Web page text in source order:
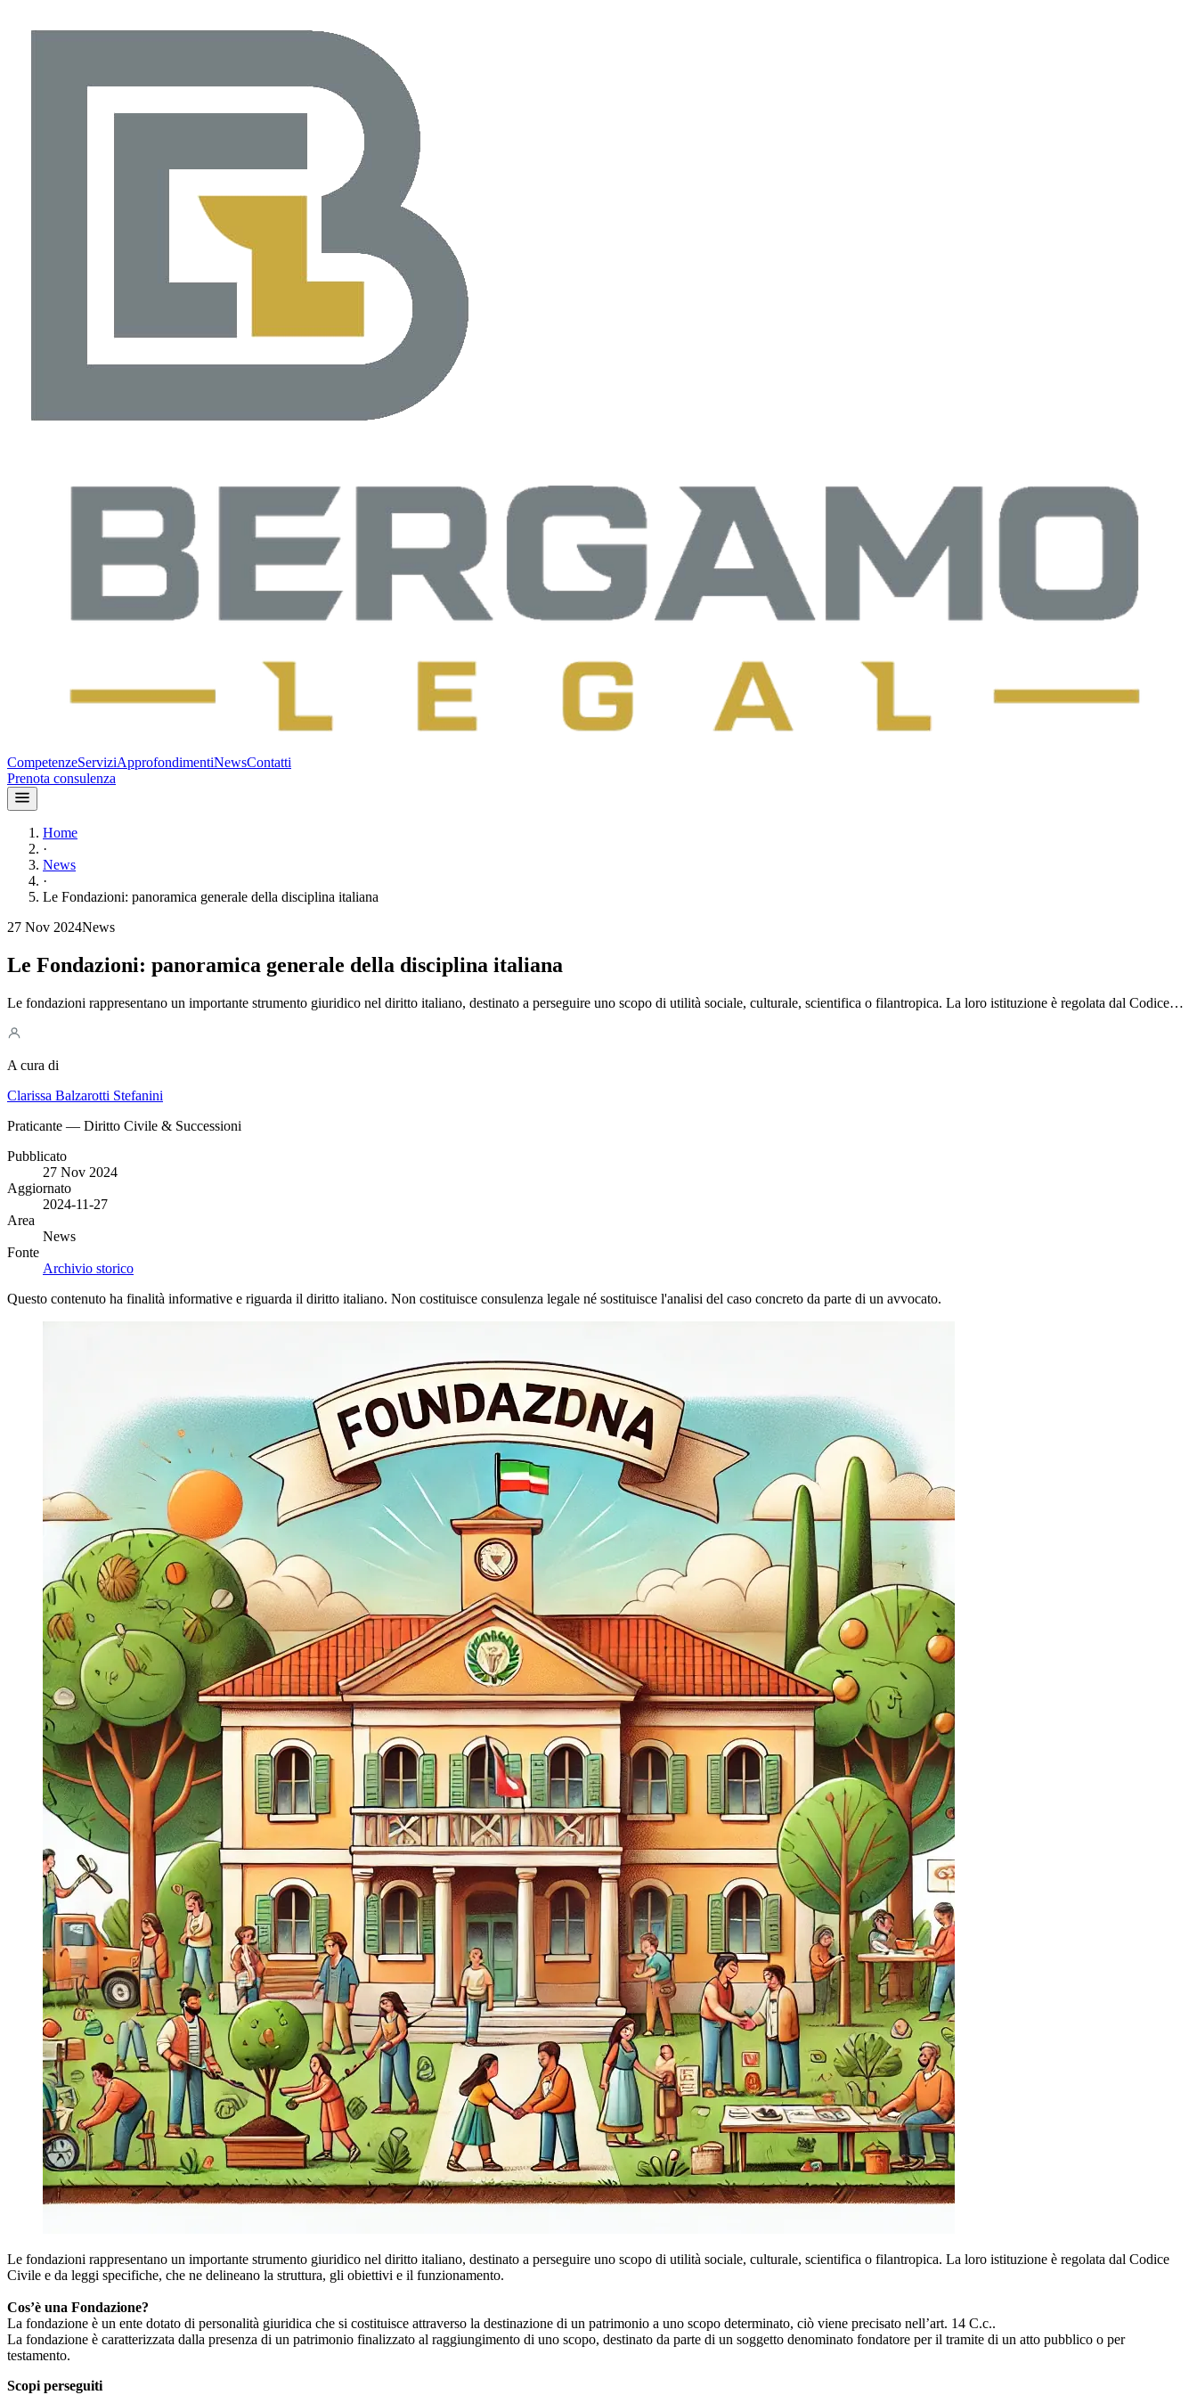
CompetenzeServiziApprofondimentiNewsContatti
Prenota consulenza
Home
·
News
·
Le Fondazioni: panoramica generale della disciplina italiana
27 Nov 2024News
Le Fondazioni: panoramica generale della disciplina italiana
Le fondazioni rappresentano un importante strumento giuridico nel diritto italiano, destinato a perseguire uno scopo di utilità sociale, culturale, scientifica o filantropica. La loro istituzione è regolata dal Codice…
A cura di
Clarissa Balzarotti Stefanini
Praticante — Diritto Civile & Successioni
Pubblicato
27 Nov 2024
Aggiornato
2024-11-27
Area
News
Fonte
Archivio storico
Questo contenuto ha finalità informative e riguarda il diritto italiano. Non costituisce consulenza legale né sostituisce l'analisi del caso concreto da parte di un avvocato.
Le fondazioni rappresentano un importante strumento giuridico nel diritto italiano, destinato a perseguire uno scopo di utilità sociale, culturale, scientifica o filantropica. La loro istituzione è regolata dal Codice
Civile e da leggi specifiche, che ne delineano la struttura, gli obiettivi e il funzionamento.
Cos’è una Fondazione?
La fondazione è un ente dotato di personalità giuridica che si costituisce attraverso la destinazione di un patrimonio a uno scopo determinato, ciò viene precisato nell’art. 14 C.c..
La fondazione è caratterizzata dalla presenza di un patrimonio finalizzato al raggiungimento di uno scopo, destinato da parte di un soggetto denominato fondatore per il tramite di un atto pubblico o per
testamento.
Scopi perseguiti